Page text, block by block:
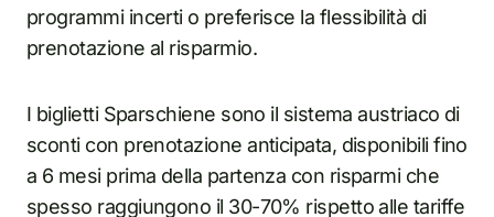
programmi incerti o preferisce la flessibilità di
prenotazione al risparmio.
I biglietti Sparschiene sono il sistema austriaco di
sconti con prenotazione anticipata, disponibili fino
a 6 mesi prima della partenza con risparmi che
spesso raggiungono il 30-70% rispetto alle tariffe